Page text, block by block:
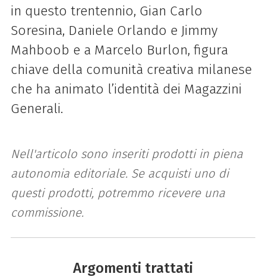
in questo trentennio, Gian Carlo
Soresina, Daniele Orlando e Jimmy
Mahboob e a Marcelo Burlon, figura
chiave della comunità creativa milanese
che ha animato l’identità dei Magazzini
Generali.
Nell'articolo sono inseriti prodotti in piena
autonomia editoriale. Se acquisti uno di
questi prodotti, potremmo ricevere una
commissione.
Argomenti trattati